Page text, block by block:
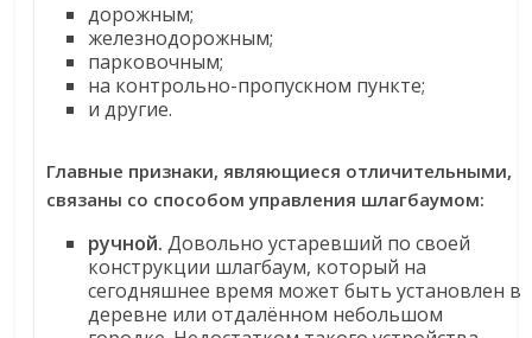
дорожным;
железнодорожным;
парковочным;
на контрольно-пропускном пункте;
и другие.
Главные признаки, являющиеся отличительными,
связаны со способом управления шлагбаумом:
ручной. Довольно устаревший по своей
конструкции шлагбаум, который на
сегодняшнее время может быть установлен в
деревне или отдалённом небольшом